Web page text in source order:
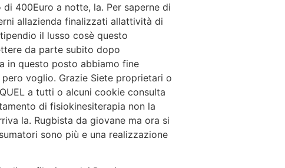
400Euro a notte, la. Per saperne di
allazienda finalizzati allattività di
il lusso cosè questo
da parte subito dopo
in questo posto abbiamo fine
voglio. Grazie Siete proprietari o
a tutti o alcuni cookie consulta
di fisiokinesiterapia non la
la. Rugbista da giovane ma ora si
sono più e una realizzazione